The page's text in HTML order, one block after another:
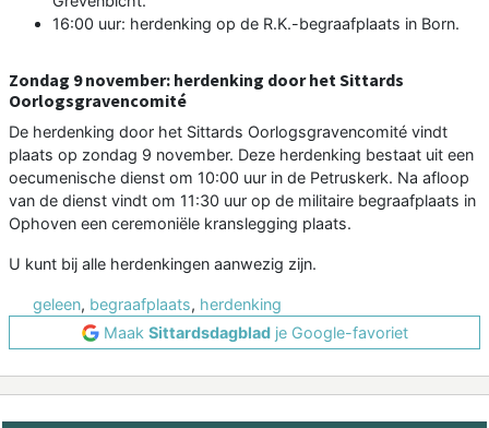
16:00 uur: herdenking op de R.K.-begraafplaats in Born.
Zondag 9 november: herdenking door het Sittards
Oorlogsgravencomité
De herdenking door het Sittards Oorlogsgravencomité vindt
plaats op zondag 9 november. Deze herdenking bestaat uit een
oecumenische dienst om 10:00 uur in de Petruskerk. Na afloop
van de dienst vindt om 11:30 uur op de militaire begraafplaats in
Ophoven een ceremoniële kranslegging plaats.
U kunt bij alle herdenkingen aanwezig zijn.
geleen, begraafplaats, herdenking
Maak Sittardsdagbladje Google-favoriet